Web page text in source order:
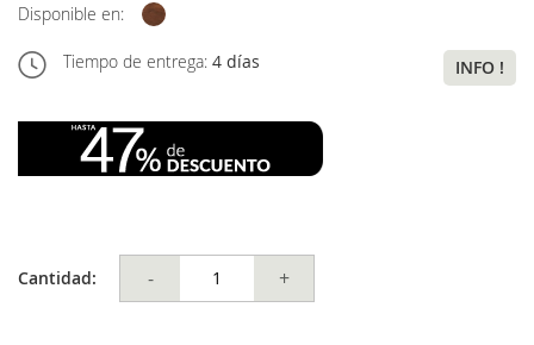
Disponible en:
Tiempo de entrega: 4 días INFO !
Cantidad: - +